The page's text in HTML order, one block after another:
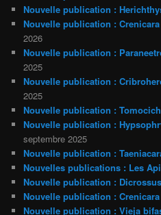
Nouvelle publication :
Nouvelle publication :
2026
Nouvelle publication :
2025
Nouvelle publication :
2025
Nouvelle publication :
Nouvelle publication :
septembre 2025
Nouvelle publication :
Nouvelles publications : Les
Nouvelle publication :
Nouvelle publication :
Nouvelle publication : Vieja